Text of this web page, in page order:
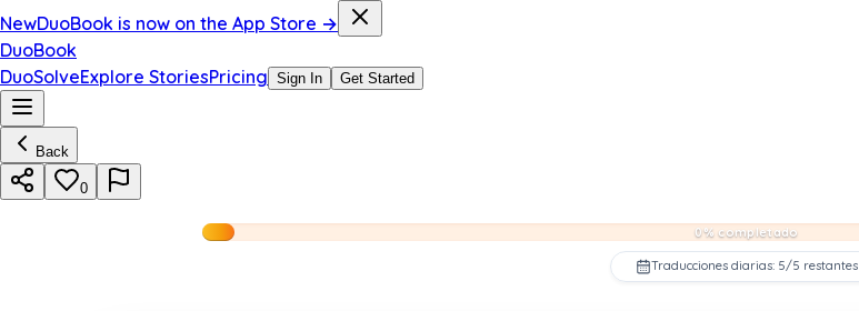
NewDuoBook is now on the App Store →
DuoBook
DuoSolveExplore StoriesPricing Sign In Get Started
Back
0
0% completado
Traducciones diarias: 5/5 restantes